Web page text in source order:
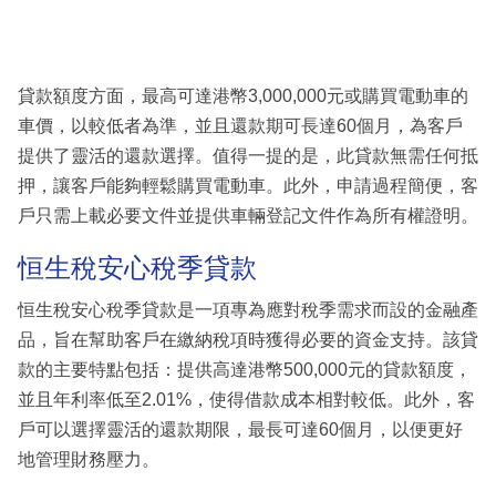
貸款額度方面，最高可達港幣3,000,000元或購買電動車的
車價，以較低者為準，並且還款期可長達60個月，為客戶
提供了靈活的還款選擇。值得一提的是，此貸款無需任何抵
押，讓客戶能夠輕鬆購買電動車。此外，申請過程簡便，客
戶只需上載必要文件並提供車輛登記文件作為所有權證明。
恒生稅安心稅季貸款
恒生稅安心稅季貸款是一項專為應對稅季需求而設的金融產
品，旨在幫助客戶在繳納稅項時獲得必要的資金支持。該貸
款的主要特點包括：提供高達港幣500,000元的貸款額度，
並且年利率低至2.01%，使得借款成本相對較低。此外，客
戶可以選擇靈活的還款期限，最長可達60個月，以便更好
地管理財務壓力。